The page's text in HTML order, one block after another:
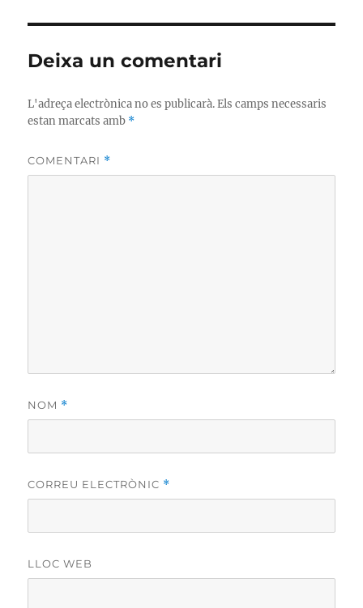
Deixa un comentari
L'adreça electrònica no es publicarà. Els camps necessaris
estan marcats amb *
COMENTARI *
NOM *
CORREU ELECTRÒNIC *
LLOC WEB